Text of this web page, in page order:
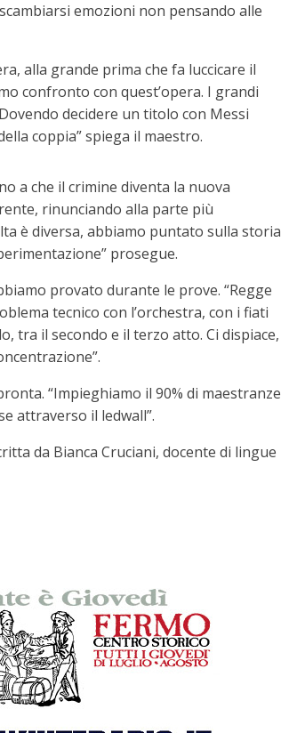
emozioni non pensando alle
alla grande prima che fa luccicare il
confronto con quest’opera. I grandi
decidere un titolo con Messi
coppia” spiega il maestro.
a che il crimine diventa la nuova
rinunciando alla parte più
è diversa, abbiamo puntato sulla storia
prosegue.
provato durante le prove. “Regge
tecnico con l’orchestra, con i fiati
tra il secondo e il terzo atto. Ci dispiace,
“Impieghiamo il 90% di maestranze
attraverso il ledwall”.
da Bianca Cruciani, docente di lingue